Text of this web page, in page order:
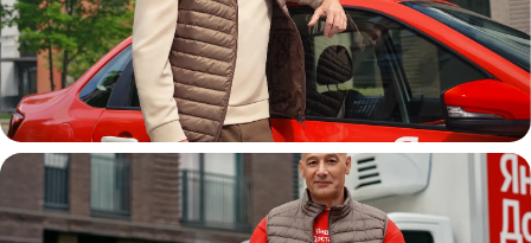
Автокурьер